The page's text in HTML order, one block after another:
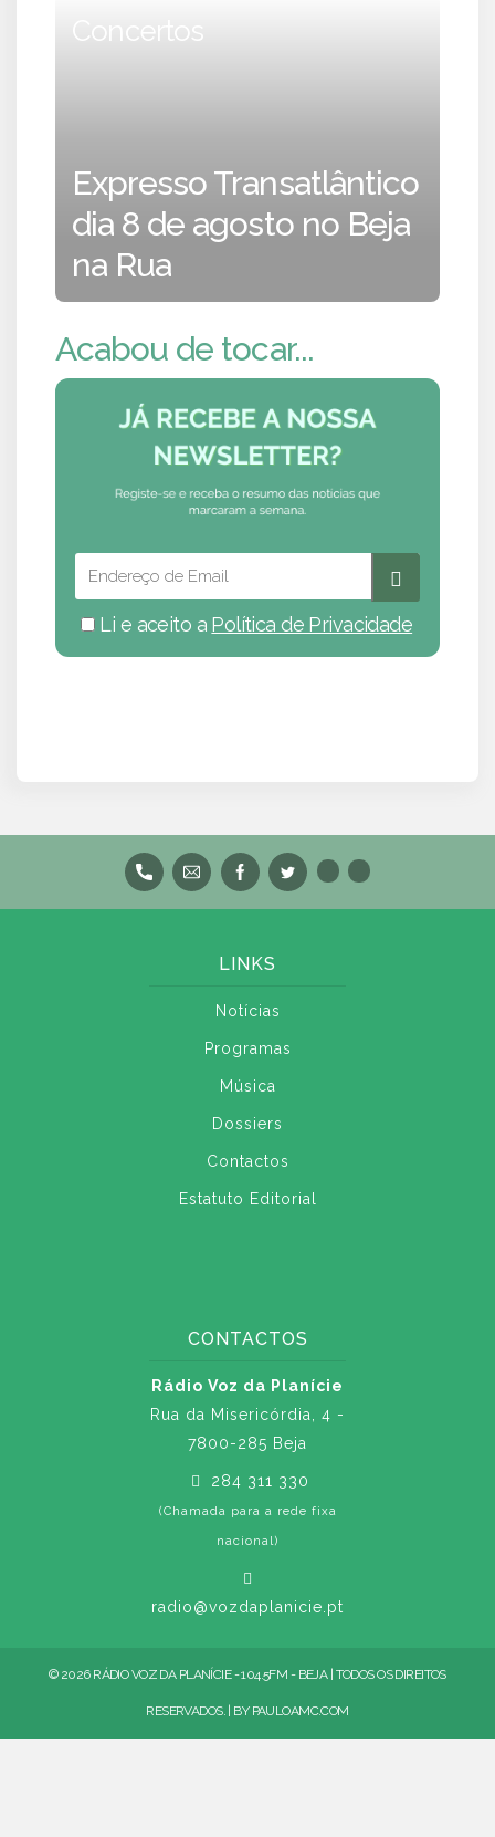
Concertos
Expresso Transatlântico
dia 8 de agosto no Beja
na Rua
Acabou de tocar...
Li e aceito a Política de Privacidade
LINKS
Notícias
Programas
Música
Dossiers
Contactos
Estatuto Editorial
CONTACTOS
Rádio Voz da Planície
Rua da Misericórdia, 4 -
7800-285 Beja
284 311 330
(Chamada para a rede fixa
nacional)
radio@vozdaplanicie.pt
© 2026 RÁDIO VOZ DA PLANÍCIE - 104.5FM - BEJA | TODOS OS DIREITOS
RESERVADOS. | BY PAULOAMC.COM